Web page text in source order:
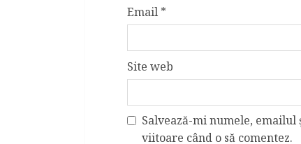
Email *
Site web
Salvează-mi numele,
viitoare când o să comentez.